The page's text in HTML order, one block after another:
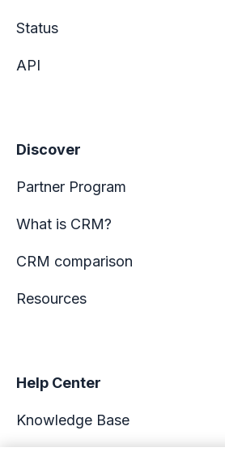
Status
API
Discover
Partner Program
What is CRM?
CRM comparison
Resources
Help Center
Knowledge Base